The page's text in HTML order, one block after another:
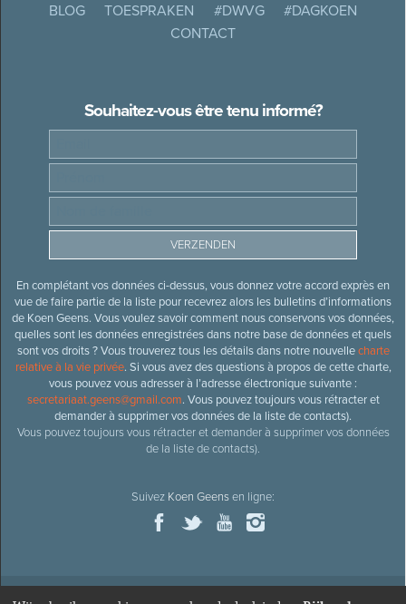
BLOG
TOESPRAKEN #DWVG
#DAGKOEN
CONTACT
Souhaitez-vous être tenu informé?
En complétant vos données ci-dessus, vous donnez votre accord exprès en
vue de faire partie de la liste pour recevrez alors les bulletins d’informations
de Koen Geens. Vous voulez savoir comment nous conservons vos données,
quelles sont les données enregistrées dans notre base de données et quels
sont vos droits ? Vous trouverez tous les détails dans notre nouvellecharte
relative à la vie privée. Si vous avez des questions à propos de cette charte,
vous pouvez vous adresser à l’adresse électronique suivante :
secretariaat.geens@gmail.com. Vous pouvez toujours vous rétracter et
demander à supprimer vos données de la liste de contacts).
Vous pouvez toujours vous rétracter et demander à supprimer vos données
de la liste de contacts).
Suivez Koen Geensen ligne: